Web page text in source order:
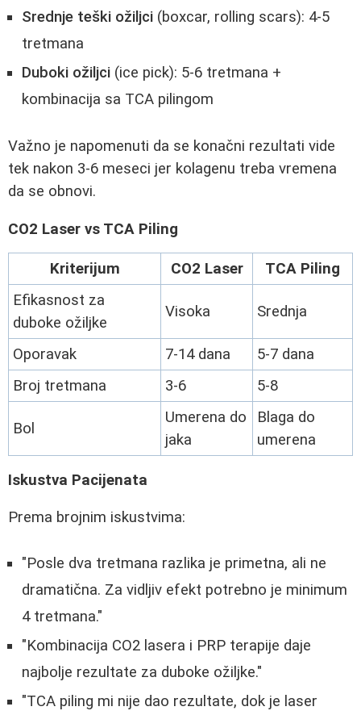
Srednje teški ožiljci (boxcar, rolling scars): 4-5
tretmana
Duboki ožiljci (ice pick): 5-6 tretmana +
kombinacija sa TCA pilingom
Važno je napomenuti da se konačni rezultati vide
tek nakon 3-6 meseci jer kolagenu treba vremena
da se obnovi.
CO2 Laser vs TCA Piling
Kriterijum CO2 Laser
TCA Piling
Efikasnost za
duboke ožiljke
Visoka Srednja
Oporavak 7-14 dana
5-7 dana
Broj tretmana
3-6 5-8
Bol
Umerena do
jaka
Blaga do
umerena
Iskustva Pacijenata
Prema brojnim iskustvima:
"Posle dva tretmana razlika je primetna, ali ne
dramatična. Za vidljiv efekt potrebno je minimum
4 tretmana."
"Kombinacija CO2 lasera i PRP terapije daje
najbolje rezultate za duboke ožiljke."
"TCA piling mi nije dao rezultate, dok je laser